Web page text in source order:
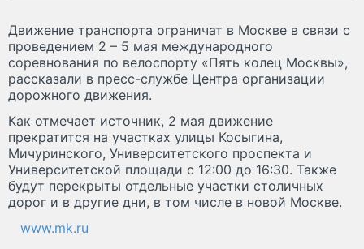
Движение транспорта ограничат в Москве в связи с
проведением 2 – 5 мая международного
соревнования по велоспорту «Пять колец Москвы»,
рассказали в пресс-службе Центра организации
дорожного движения.
Как отмечает источник, 2 мая движение
прекратится на участках улицы Косыгина,
Мичуринского, Университетского проспекта и
Университетской площади с 12:00 до 16:30. Также
будут перекрыты отдельные участки столичных
дорог и в другие дни, в том числе в новой Москве.
www.mk.ru